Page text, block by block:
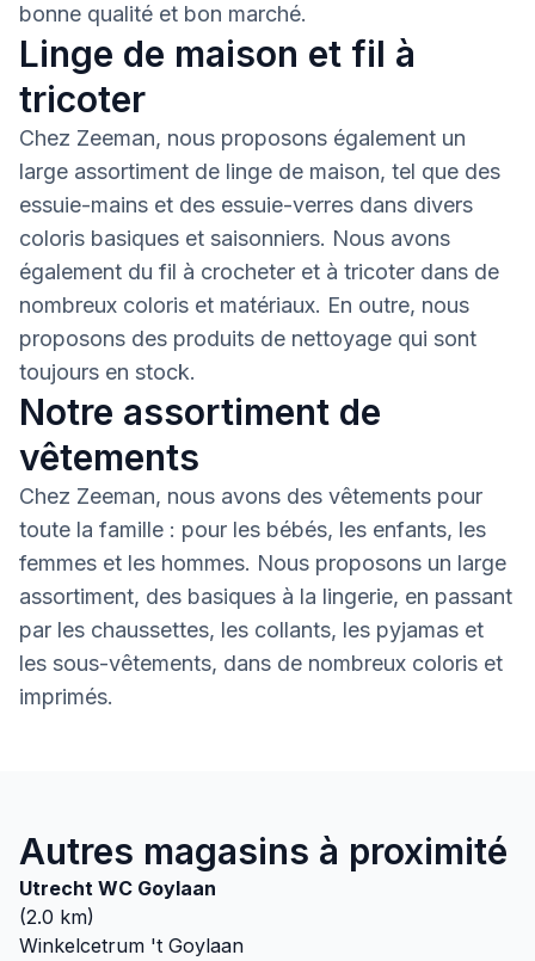
bonne qualité et bon marché.
Linge de maison et fil à
tricoter
Chez Zeeman, nous proposons également un
large assortiment de linge de maison, tel que des
essuie-mains et des essuie-verres dans divers
coloris basiques et saisonniers. Nous avons
également du fil à crocheter et à tricoter dans de
nombreux coloris et matériaux. En outre, nous
proposons des produits de nettoyage qui sont
toujours en stock.
Notre assortiment de
vêtements
Chez Zeeman, nous avons des vêtements pour
toute la famille : pour les bébés, les enfants, les
femmes et les hommes. Nous proposons un large
assortiment, des basiques à la lingerie, en passant
par les chaussettes, les collants, les pyjamas et
les sous-vêtements, dans de nombreux coloris et
imprimés.
Autres magasins à proximité
Utrecht WC Goylaan
(2.0 km)
Winkelcetrum 't Goylaan